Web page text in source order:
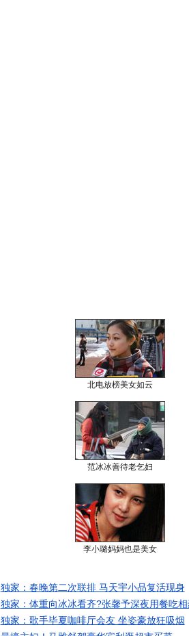
北电放榜美女如云
范冰冰善待老乞妇
李小璐妈妈也是美女
独家：春晚第二次联排 马天宇小品复活现身
独家：体重向冰冰看齐?张馨予深夜用餐吃
独家：歌手毕夏咖啡厅会友 坐姿豪放狂吸烟